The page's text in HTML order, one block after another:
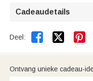
Cadeaudetails
Deel:  
Ontvang unieke cadeau-